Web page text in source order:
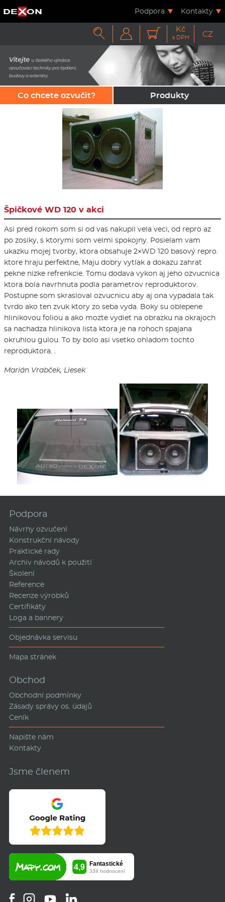
Podpora Kontakty
   Kč
s DPH CZ
Co chcete ozvučit? Produkty
Špičkové WD 120 v akci
Asi pred rokom som si od vas nakupil vela veci, od repro az
po zosiky, s ktorymi som velmi spokojny. Posielam vam
ukazku mojej tvorby, ktora obsahuje 2×WD 120 basový repro.
ktore hraju perfektne, Maju dobry vytlak a dokazu zahrat
pekne nizke refrenkcie. Tomu dodava vykon aj jeho ozvucnica
ktora bola navrhnuta podla parametrov reproduktorov.
Postupne som skrasloval ozvucnicu aby aj ona vypadala tak
tvrdo ako ten zvuk ktory zo seba vyda. Boky su oblepene
hlinikovou foliou a ako mozte vydiet na obrazku na okrajoch
sa nachadza hlinikova lista ktora je na rohoch spajana
okruhlou gulou. To by bolo asi vsetko ohladom tochto
reproduktora. .
Marián Vrabček, Liesek
Podpora
Návrhy ozvučení
Konstrukční návody
Praktické rady
Archiv návodů k použití
Školení
Reference
Recenze výrobků
Certifikáty
Loga a bannery
Objednávka servisu
Mapa stránek
Obchod
Obchodní podmínky
Zásady správy os. údajů
Ceník
Napište nám
Kontakty
Jsme členem